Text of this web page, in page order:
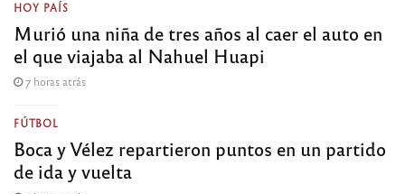
HOY PAÍS
Murió una niña de tres años al caer el auto en
el que viajaba al Nahuel Huapi
7 horas atrás
FÚTBOL
Boca y Vélez repartieron puntos en un partido
de ida y vuelta